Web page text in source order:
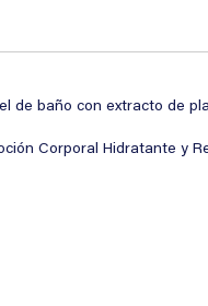
de baño con extracto de
Corporal Hidratante y